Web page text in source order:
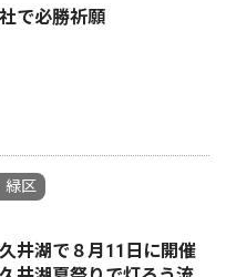
で必勝祈願
緑区
井湖で８月11日に開催